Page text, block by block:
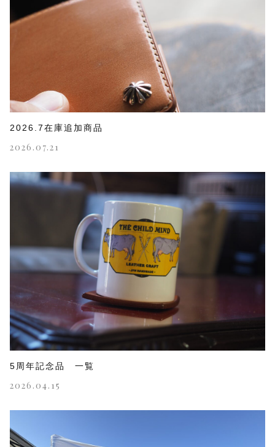
2026.7在庫追加商品
2026.07.21
5周年記念品 一覧
2026.04.15